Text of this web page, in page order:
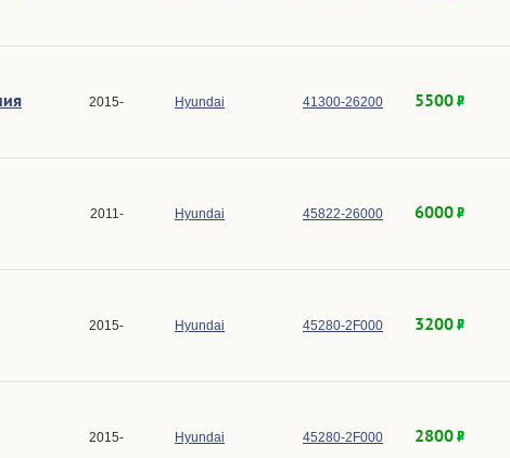
2015- Hyundai 41300-26200 5500
2011- Hyundai 45822-26000 6000
2015- Hyundai 45280-2F000 3200
2015- Hyundai 45280-2F000 2800